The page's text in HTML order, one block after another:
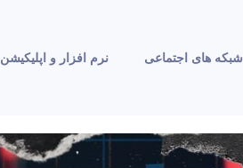
شبکه های اجتماعی نرم افزار و اپلیکیشن